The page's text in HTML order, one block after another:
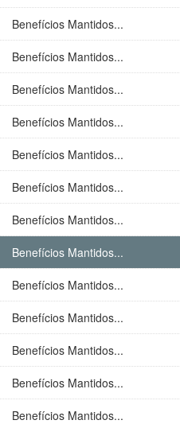
Benefícios Mantidos...
Benefícios Mantidos...
Benefícios Mantidos...
Benefícios Mantidos...
Benefícios Mantidos...
Benefícios Mantidos...
Benefícios Mantidos...
Benefícios Mantidos...
Benefícios Mantidos...
Benefícios Mantidos...
Benefícios Mantidos...
Benefícios Mantidos...
Benefícios Mantidos...